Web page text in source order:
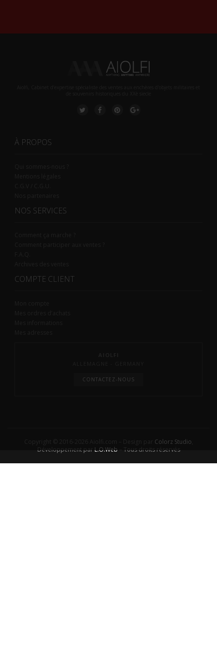
À PROPOS
NOS SERVICES
COMPTE CLIENT
CONTACTEZ-NOUS
Colorz Studio
Développement par L.O.Web – Tous droits réservés